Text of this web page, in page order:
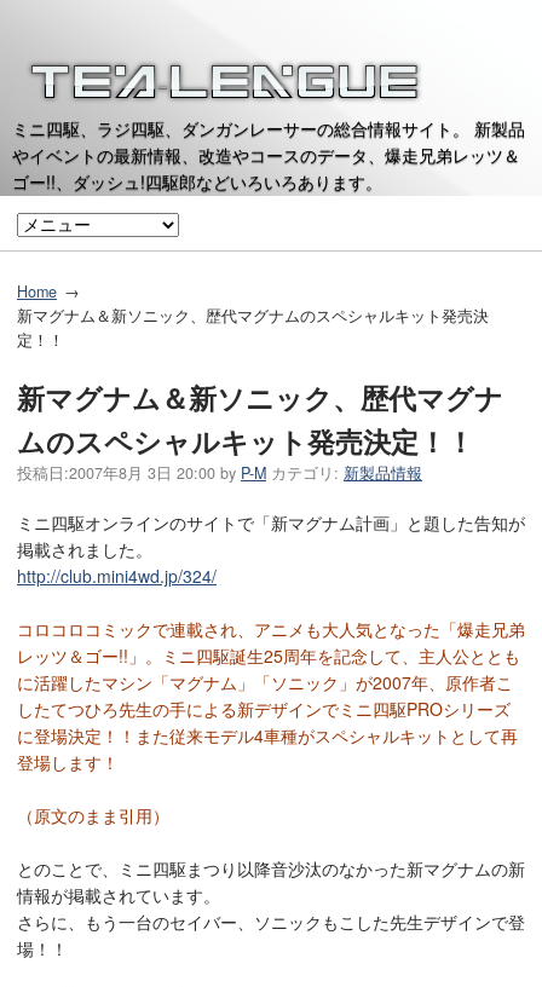
ミニ四駆、ラジ四駆、ダンガンレーサーの総合情報サイト。 新製品
やイベントの最新情報、改造やコースのデータ、爆走兄弟レッツ＆
ゴー!!、ダッシュ!四駆郎などいろいろあります。
Home
新マグナム＆新ソニック、歴代マグナムのスペシャルキット発売決
定！！
新マグナム＆新ソニック、歴代マグナ
ムのスペシャルキット発売決定！！
投稿日:2007年8月 3日 20:00 by P-M カテゴリ: 新製品情報
ミニ四駆オンラインのサイトで「新マグナム計画」と題した告知が
掲載されました。
http://club.mini4wd.jp/324/
コロコロコミックで連載され、アニメも大人気となった「爆走兄弟
レッツ＆ゴー!!」。ミニ四駆誕生25周年を記念して、主人公ととも
に活躍したマシン「マグナム」「ソニック」が2007年、原作者こ
したてつひろ先生の手による新デザインでミニ四駆PROシリーズ
に登場決定！！また従来モデル4車種がスペシャルキットとして再
登場します！
（原文のまま引用）
とのことで、ミニ四駆まつり以降音沙汰のなかった新マグナムの新
情報が掲載されています。
さらに、もう一台のセイバー、ソニックもこした先生デザインで登
場！！